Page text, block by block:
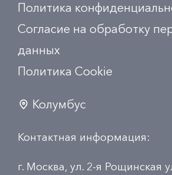
Политика
Согласие на обработку
данных
Политика Сookie
Колумбус
Контактная информация:
г. Москва, ул. 2-я Рощинская